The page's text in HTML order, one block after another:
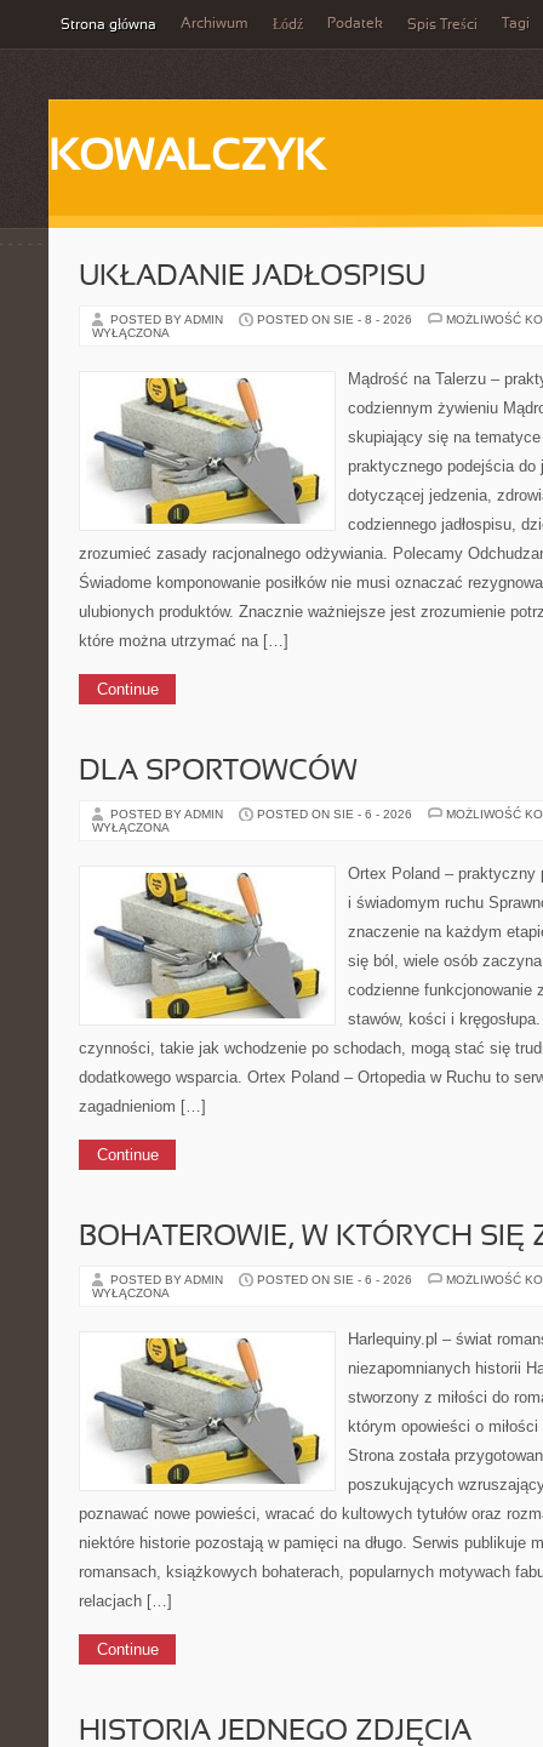
Strona główna Archiwum Łódź Podatek Spis Treści Tagi
KOWALCZYK
UKŁADANIE JADŁOSPISU
POSTED BY ADMIN POSTED ON SIE - 8 - 2026
MOŻLIWOŚĆ
WYŁĄCZONA
Mądrość na Talerzu –
codziennym żywieniu
skupiający się na
praktycznego podejścia do
dotyczącej jedzenia,
codziennego jadłospisu,
zrozumieć zasady racjonalnego odżywiania. Polecamy
Świadome komponowanie posiłków nie musi oznaczać
ulubionych produktów. Znacznie ważniejsze jest zrozumienie
które można utrzymać na […]
Continue
DLA SPORTOWCÓW
POSTED BY ADMIN POSTED ON SIE - 6 - 2026
MOŻLIWOŚĆ
WYŁĄCZONA
Ortex Poland – praktyczny
i świadomym ruchu
znaczenie na każdym
się ból, wiele osób
codzienne funkcjonowanie
stawów, kości i
czynności, takie jak wchodzenie po schodach, mogą stać się
dodatkowego wsparcia. Ortex Poland – Ortopedia w Ruchu to
zagadnieniom […]
Continue
BOHATEROWIE, W KTÓRYCH SIĘ
POSTED BY ADMIN POSTED ON SIE - 6 - 2026
MOŻLIWOŚĆ
WYŁĄCZONA
Harlequiny.pl – świat
niezapomnianych historii
stworzony z miłości do
którym opowieści o
Strona została
poszukujących
poznawać nowe powieści, wracać do kultowych tytułów oraz
niektóre historie pozostają w pamięci na długo. Serwis publikuje
romansach, książkowych bohaterach, popularnych motywach
relacjach […]
Continue
HISTORIA JEDNEGO ZDJĘCIA